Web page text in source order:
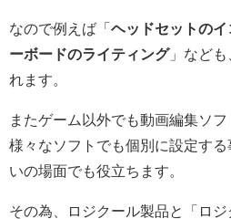
なので例えば「 ヘッドセットの
ーボードのライティング」なども
れます。
またゲーム以外でも動画編集ソフ
様々なソフトでも個別に設定す
いの場面でも役立ちます。
その為、ロジクール製品と「ロ